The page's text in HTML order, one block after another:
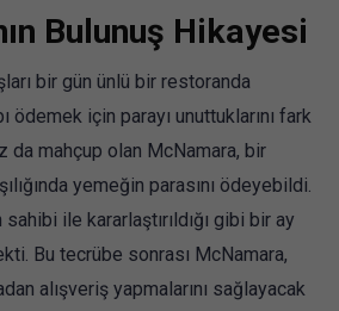
Bulunuş Hikayesi
bir gün ünlü bir restoranda
ödemek için parayı unuttuklarını fark
da mahçup olan McNamara, bir
yemeğin parasını ödeyebildi.
ile kararlaştırıldığı gibi bir ay
Bu tecrübe sonrası McNamara,
alışveriş yapmalarını sağlayacak